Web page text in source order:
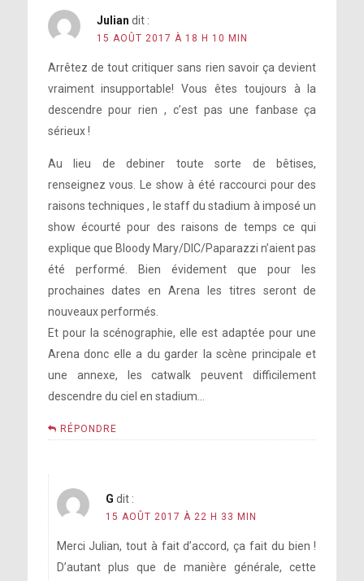
Julian dit :
15 AOÛT 2017 À 18 H 10 MIN
Arrêtez de tout critiquer sans rien savoir ça devient
vraiment insupportable! Vous êtes toujours à la
descendre pour rien , c’est pas une fanbase ça
sérieux !
Au lieu de debiner toute sorte de bêtises,
renseignez vous. Le show à été raccourci pour des
raisons techniques , le staff du stadium à imposé un
show écourté pour des raisons de temps ce qui
explique que Bloody Mary/DIC/Paparazzi n’aient pas
été performé. Bien évidement que pour les
prochaines dates en Arena les titres seront de
nouveaux performés.
Et pour la scénographie, elle est adaptée pour une
Arena donc elle a du garder la scène principale et
une annexe, les catwalk peuvent difficilement
descendre du ciel en stadium…
RÉPONDRE
G dit :
15 AOÛT 2017 À 22 H 33 MIN
Merci Julian, tout à fait d’accord, ça fait du bien !
D’autant plus que de manière générale, cette